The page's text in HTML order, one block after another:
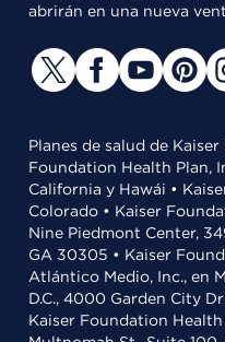
abrirán en una nueva
Planes de salud de
Foundation Health Plan,
California y Hawái •
Colorado • Kaiser
Nine Piedmont Center,
GA 30305 • Kaiser
Atlántico Medio, Inc., en
D.C., 4000 Garden City
Kaiser Foundation